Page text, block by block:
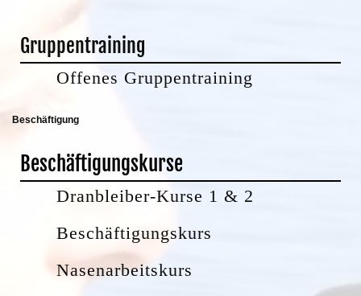
Gruppentraining
Offenes Gruppentraining
Beschäftigung
Beschäftigungskurse
Dranbleiber-Kurse 1 & 2
Beschäftigungskurs
Nasenarbeitskurs